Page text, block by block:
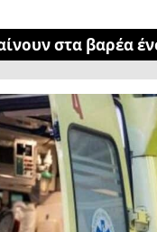
στα βαρέα